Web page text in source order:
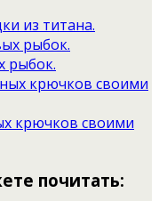
из титана.
рыбок.
крючков своими
почитать: